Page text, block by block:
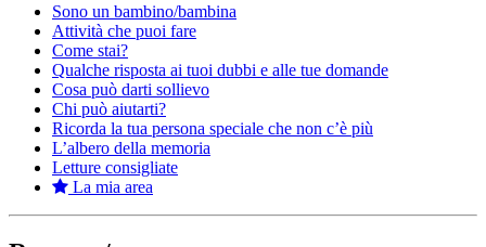
Sono un bambino/bambina
Attività che puoi fare
Come stai?
Qualche risposta ai tuoi dubbi e alle tue domande
Cosa può darti sollievo
Chi può aiutarti?
Ricorda la tua persona speciale che non c’è più
L’albero della memoria
Letture consigliate
La mia area